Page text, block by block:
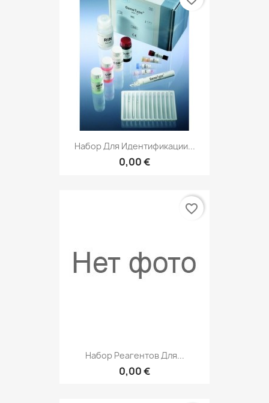
Набор Для Идентификации...
0,00 €
Набор Реагентов Для...
0,00 €
favorite_border